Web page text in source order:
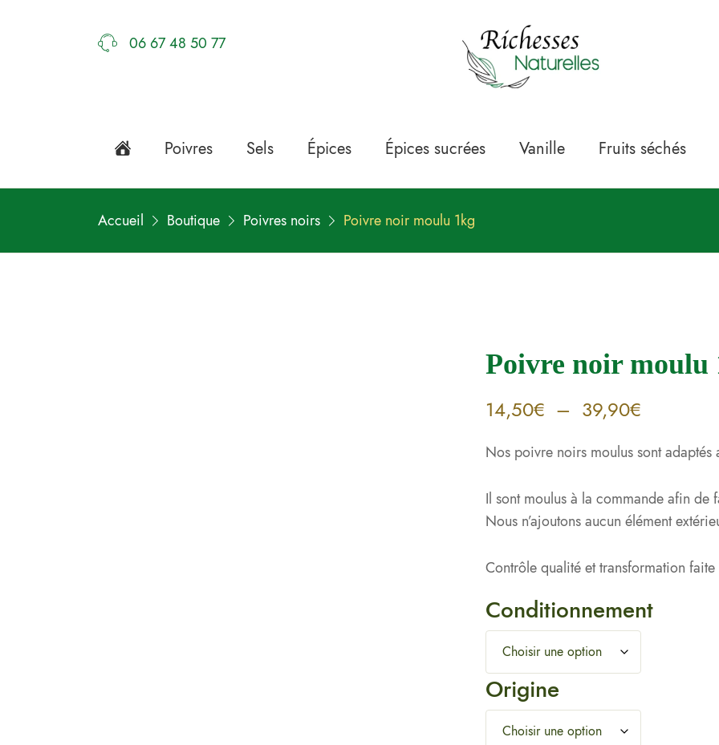
06 67 48 50 77
Poivres Sels Épices Épices sucrées Vanille Fruits séchés
Accueil Boutique Poivres noirs Poivre noir moulu 1kg
Poivre noir moulu
14,50€ – 39,90€
Nos poivre noirs moulus sont
Il sont moulus à la commande afin de
Nous n’ajoutons aucun élément
Contrôle qualité et transformation
Conditionnement
Origine